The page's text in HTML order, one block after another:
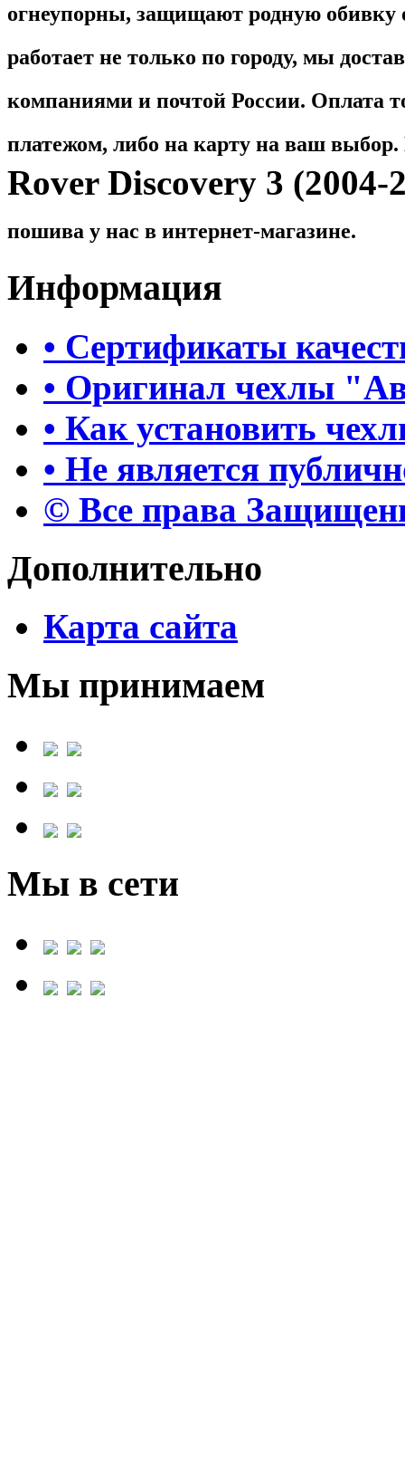
огнеупорны, защищают родную обивку
работает не только по городу, мы
компаниями и почтой России. Оплата
платежом, либо на карту на ваш
Rover Discovery 3 (2004-
пошива у нас в интернет-магазине.
Информация
• Сертификаты
• Оригинал чехлы
• Как установить
• Не является
© Все права
Дополнительно
Карта сайта
Мы принимаем
Мы в сети